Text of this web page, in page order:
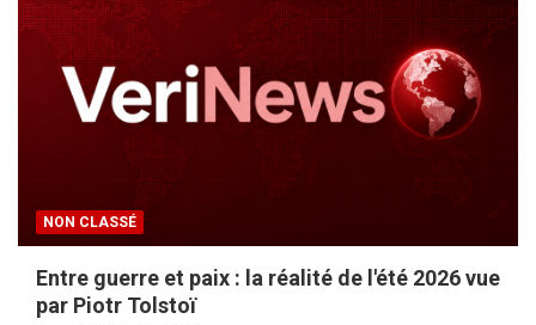
NON CLASSÉ
Entre guerre et paix : la réalité de l'été 2026 vue
par Piotr Tolstoï